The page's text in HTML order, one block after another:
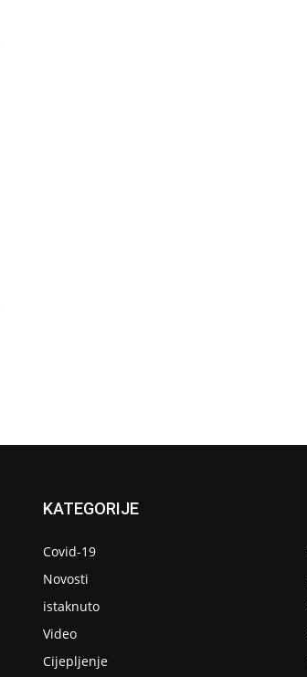
KATEGORIJE
Covid-19
Novosti
istaknuto
Video
Cijepljenje